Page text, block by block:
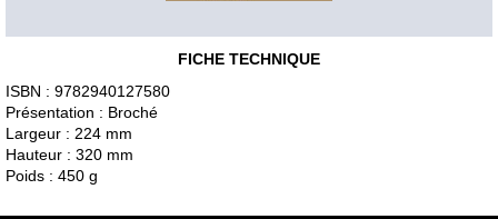
FICHE TECHNIQUE
ISBN : 9782940127580
Présentation : Broché
Largeur : 224 mm
Hauteur : 320 mm
Poids : 450 g